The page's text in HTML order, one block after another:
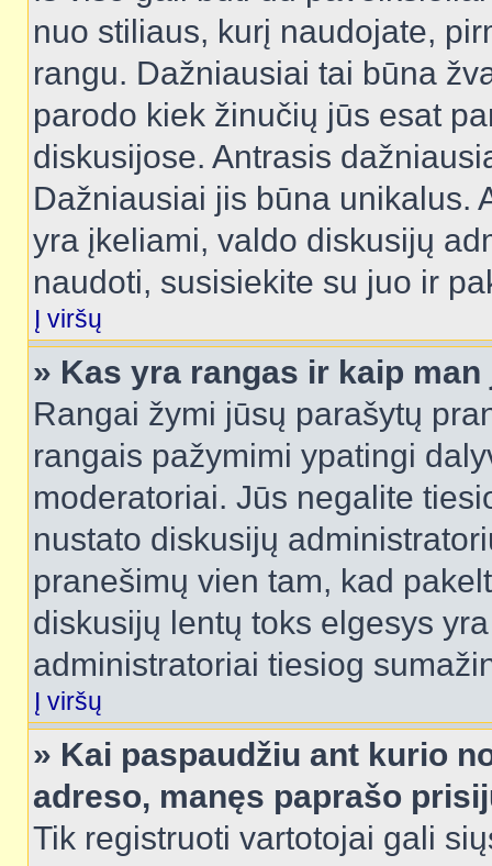
nuo stiliaus, kurį naudojate,
rangu. Dažniausiai tai būna
parodo kiek žinučių jūs esat
diskusijose. Antrasis
Dažniausiai jis būna unikalus.
yra įkeliami, valdo diskusijų
naudoti, susisiekite su juo ir
Į viršų
» Kas yra rangas ir kaip
Rangai žymi jūsų parašytų
rangais pažymimi ypatingi
moderatoriai. Jūs negalite
nustato diskusijų
pranešimų vien tam, kad
diskusijų lentų toks elgesys
administratoriai tiesiog
Į viršų
» Kai paspaudžiu ant kurio
adreso, manęs paprašo
Tik registruoti vartotojai gali